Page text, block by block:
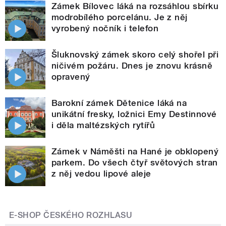
Zámek Bílovec láká na rozsáhlou sbírku
modrobílého porcelánu. Je z něj
vyrobený nočník i telefon
Šluknovský zámek skoro celý shořel při
ničivém požáru. Dnes je znovu krásně
opravený
Barokní zámek Dětenice láká na
unikátní fresky, ložnici Emy Destinnové
i děla maltézských rytířů
Zámek v Náměšti na Hané je obklopený
parkem. Do všech čtyř světových stran
z něj vedou lipové aleje
E-SHOP ČESKÉHO ROZHLASU